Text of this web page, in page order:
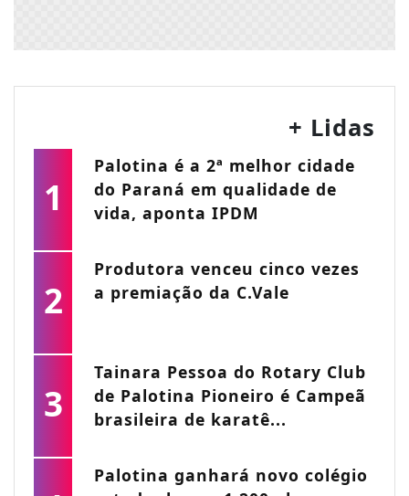
+ Lidas
1
Palotina é a 2ª melhor cidade
do Paraná em qualidade de
vida, aponta IPDM
2
Produtora venceu cinco vezes
a premiação da C.Vale
3
Tainara Pessoa do Rotary Club
de Palotina Pioneiro é Campeã
brasileira de karatê...
Palotina ganhará novo colégio